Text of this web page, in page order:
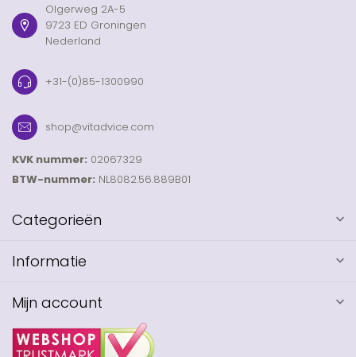
Olgerweg 2A-5
9723 ED Groningen
Nederland
+31-(0)85-1300990
shop@vitadvice.com
KVK nummer: 02067329
BTW-nummer: NL8082.56.889B01
Categorieën
Informatie
Mijn account